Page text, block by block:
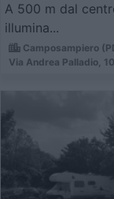
A 500 m dal
illumina...
Camposampiero
Via Andrea Palladio, 10